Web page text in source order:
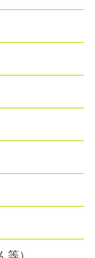
等）